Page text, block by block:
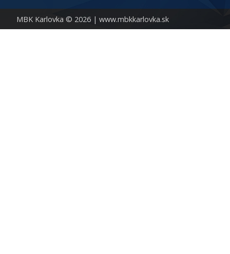
MBK Karlovka © 2026 | www.mbkkarlovka.sk